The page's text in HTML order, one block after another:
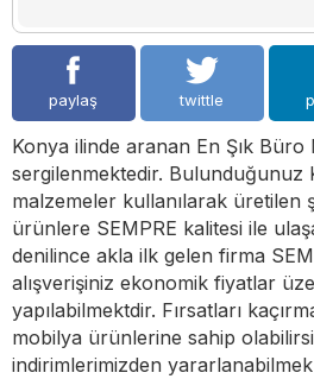
paylaş twittle
Konya ilinde aranan En Şık Büro
sergilenmektedir. Bulunduğunuz
malzemeler kullanılarak üretilen
ürünlere SEMPRE kalitesi ile
denilince akla ilk gelen firma
alışverişiniz ekonomik fiyatlar
yapılabilmektdir. Fırsatları
mobilya ürünlerine sahip
indirimlerimizden